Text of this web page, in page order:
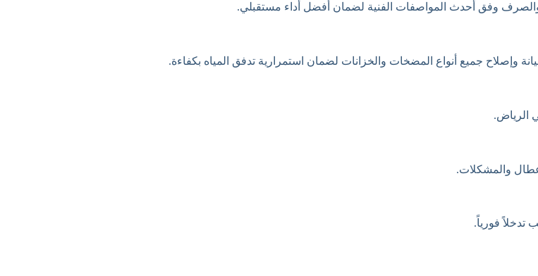
والصرف وفق أحدث المواصفات الفنية لضمان أفضل أداء مستقبلي.
جميع أنواع المضخات والخزانات لضمان استمرارية تدفق المياه بكفاءة.
الرياض.
والمشكلات.
فورياً.